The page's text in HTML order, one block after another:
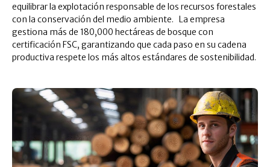
equilibrar la explotación responsable de los recursos forestales
con la conservación del medio ambiente. La empresa
gestiona más de 180,000 hectáreas de bosque con
certificación FSC, garantizando que cada paso en su cadena
productiva respete los más altos estándares de sostenibilidad.